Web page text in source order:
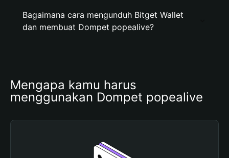
Bagaimana cara mengunduh Bitget Wallet
dan membuat Dompet popealive?
Mengapa kamu harus
menggunakan Dompet popealive